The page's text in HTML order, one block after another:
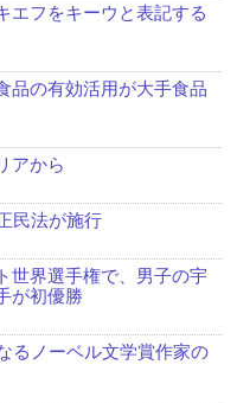
エフをキーウと表記する
品の有効活用が大手食品
アから
民法が施行
世界選手権で、男子の宇
が初優勝
るノーベル文学賞作家の